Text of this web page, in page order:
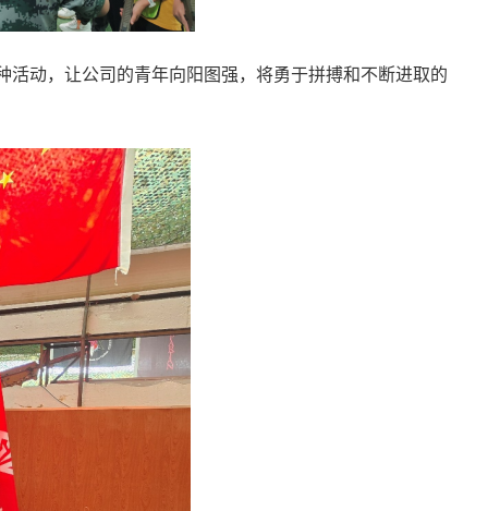
动，让公司的青年向阳图强，将勇于拼搏和不断进取的